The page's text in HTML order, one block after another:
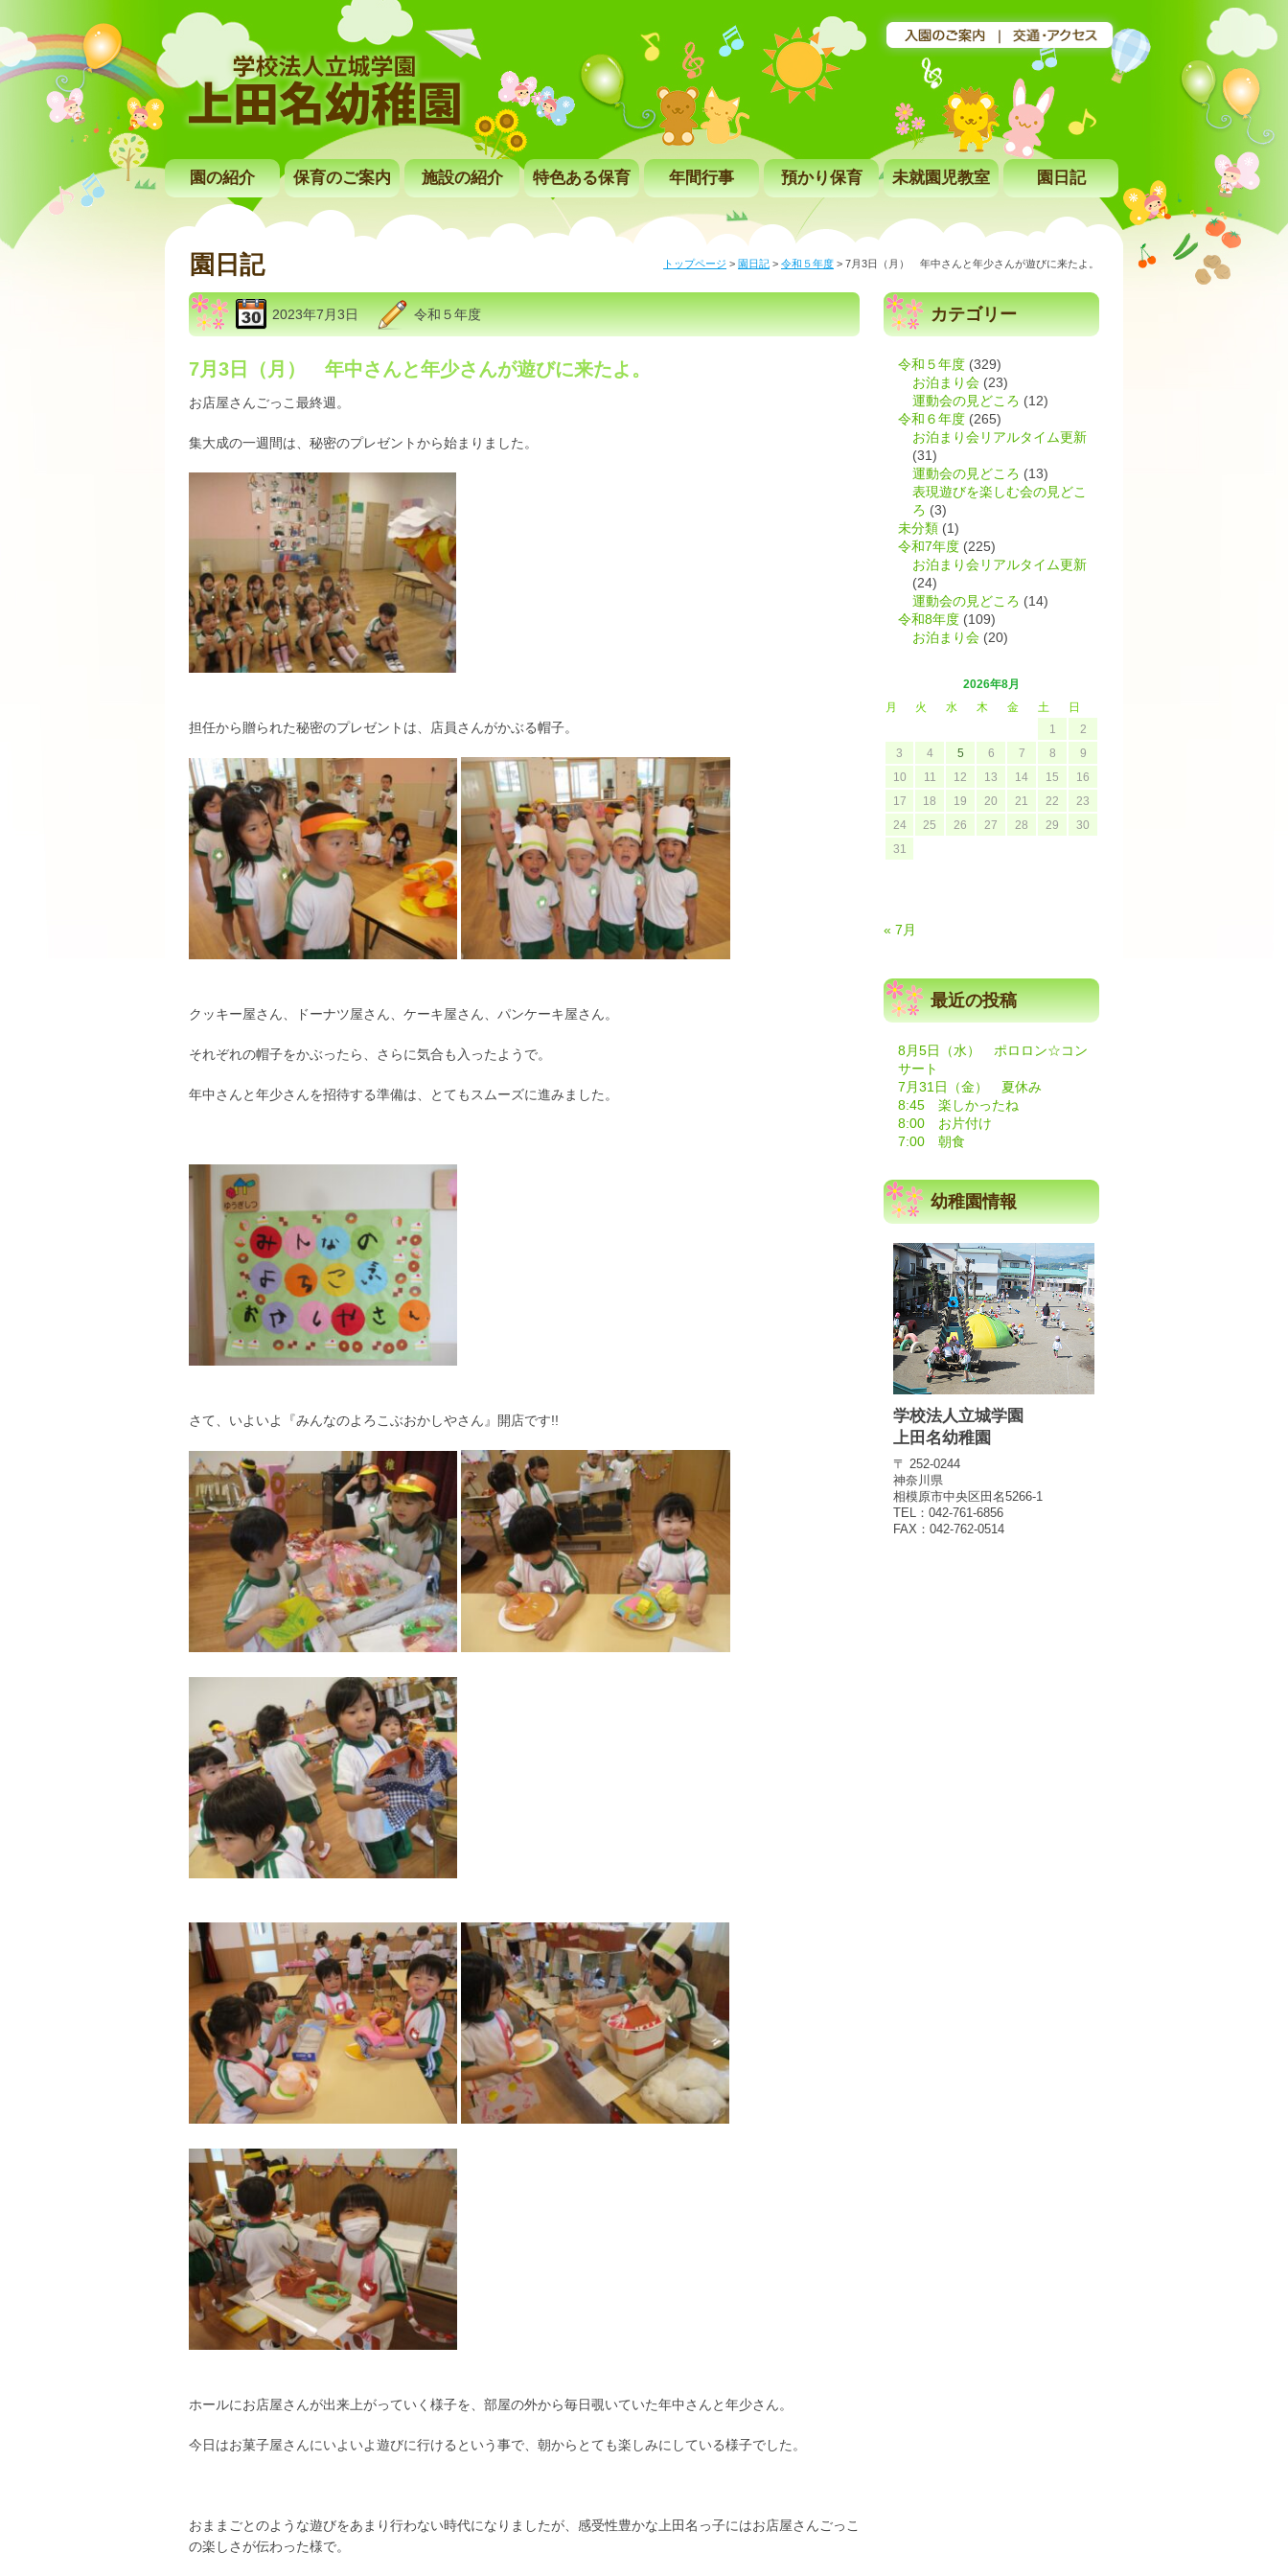
園の紹介 保育のご案内 施設の紹介 特色ある保育 年間行事 預かり保育 未就園児教室 園日記
園日記 トップページ > 園日記 > 令和５年度 > 7月3日（月） 年中さんと年少さんが遊びに来たよ。
2023年7月3日 令和５年度
7月3日（月） 年中さんと年少さんが遊びに来たよ。
お店屋さんごっこ最終週。
集大成の一週間は、秘密のプレゼントから始まりました。
担任から贈られた秘密のプレゼントは、店員さんがかぶる帽子。
クッキー屋さん、ドーナツ屋さん、ケーキ屋さん、パンケーキ屋さん。
それぞれの帽子をかぶったら、さらに気合も入ったようで。
年中さんと年少さんを招待する準備は、とてもスムーズに進みました。
さて、いよいよ『みんなのよろこぶおかしやさん』開店です!!
ホールにお店屋さんが出来上がっていく様子を、部屋の外から毎日覗いていた年中さんと年少さん。
今日はお菓子屋さんにいよいよ遊びに行けるという事で、朝からとても楽しみにしている様子でした。
おままごとのような遊びをあまり行わない時代になりましたが、感受性豊かな上田名っ子にはお店屋さんごっこ
の楽しさが伝わった様で。
カテゴリー
令和５年度 (329)
お泊まり会 (23)
運動会の見どころ (12)
令和６年度 (265)
お泊まり会リアルタイム更新
(31)
運動会の見どころ (13)
表現遊びを楽しむ会の見どこ
ろ (3)
未分類 (1)
令和7年度 (225)
お泊まり会リアルタイム更新
(24)
運動会の見どころ (14)
令和8年度 (109)
お泊まり会 (20)
2026年8月
月
火 水 木 金 土
日
1
2
3
4 5 6 7 8
9
10
11 12 13 14 15
16
17
18 19 20 21 22
23
24
25 26 27 28 29
30
31
« 7月
最近の投稿
8月5日（水） ポロロン☆コン
サート
7月31日（金） 夏休み
8:45 楽しかったね
8:00 お片付け
7:00 朝食
幼稚園情報
学校法人立城学園
上田名幼稚園
〒 252-0244
神奈川県
相模原市中央区田名5266-1
TEL：042-761-6856
FAX：042-762-0514